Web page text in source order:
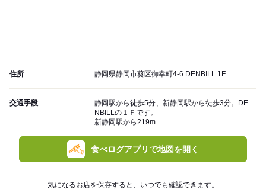
住所 静岡県静岡市葵区御幸町4-6 DENBILL 1F
交通手段
静岡駅から徒歩5分、新静岡駅から徒歩3分。DE
NBILLの１Ｆです。
新静岡駅から219m
食べログアプリで地図を開く
気になるお店を保存すると、いつでも確認できます。